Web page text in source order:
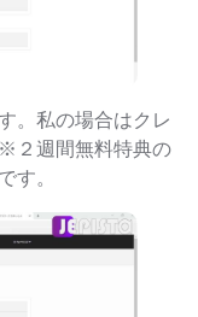
。私の場合はクレ
２週間無料特典の
す。